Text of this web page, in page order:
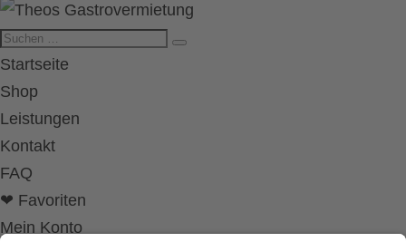
Startseite
Shop
Leistungen
Kontakt
FAQ
❤ Favoriten
Mein Konto